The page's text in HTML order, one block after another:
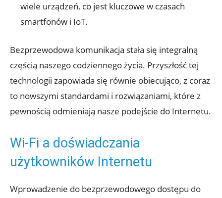
wiele‌ urządzeń, ⁢co jest kluczowe w czasach
smartfonów i IoT.
Bezprzewodowa‌ komunikacja​ stała ‍się integralną
⁤częścią naszego codziennego ⁢życia. Przyszłość tej
technologii zapowiada się równie obiecująco, z ‌coraz
to nowszymi standardami i ⁤rozwiązaniami,​ które z
pewnością odmieniają nasze‌ podejście do‍ Internetu.
Wi-Fi a ⁢doświadczania
użytkowników Internetu
Wprowadzenie do bezprzewodowego ⁢dostępu do⁢